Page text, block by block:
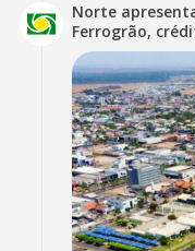
Norte
Ferrogrão,